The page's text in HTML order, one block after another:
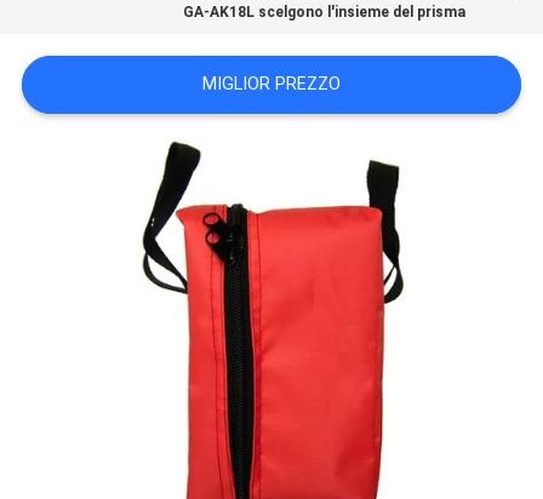
MAPPA
DEL
GA-AK18L scelgono l'insieme del prisma
MIGLIOR PREZZO